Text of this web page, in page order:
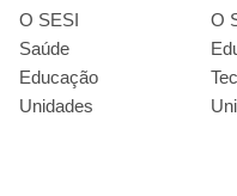
O SESI
Saúde
Educação
Unidades
O